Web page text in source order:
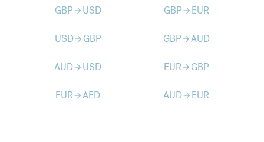
GBParrow_forward USD GBParrow_forward EUR
USDarrow_forward GBP GBParrow_forwardAUD
AUDarrow_forward USD EURarrow_forward GBP
EURarrow_forwardAED AUDarrow_forward EUR